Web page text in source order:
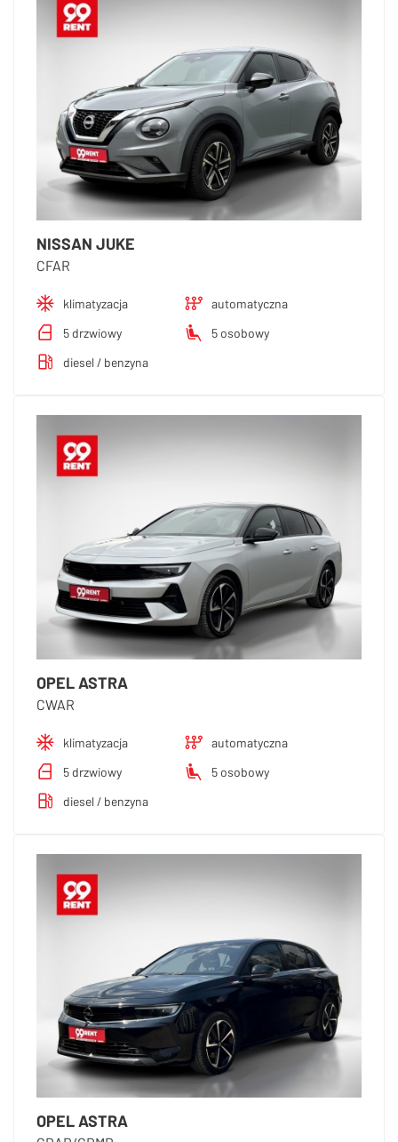
NISSAN JUKE
CFAR
klimatyzacja
automatyczna
5 drzwiowy
5 osobowy
diesel / benzyna
OPEL ASTRA
CWAR
klimatyzacja
automatyczna
5 drzwiowy
5 osobowy
diesel / benzyna
OPEL ASTRA